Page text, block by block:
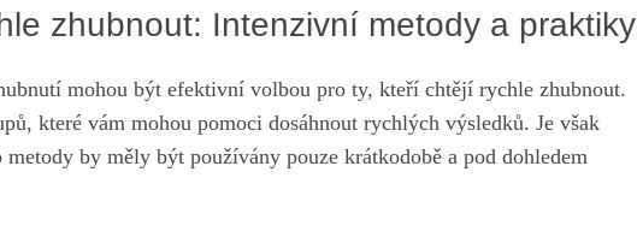
zhubnout: Intenzivní metody a praktiky
mohou být efektivní volbou pro ty, kteří chtějí rychle zhubnout.
které vám mohou pomoci dosáhnout rychlých výsledků. Je však
by měly být používány pouze krátkodobě a pod dohledem